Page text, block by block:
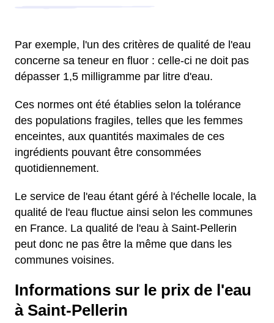
Par exemple, l'un des critères de qualité de l'eau
concerne sa teneur en fluor : celle-ci ne doit pas
dépasser 1,5 milligramme par litre d'eau.
Ces normes ont été établies selon la tolérance
des populations fragiles, telles que les femmes
enceintes, aux quantités maximales de ces
ingrédients pouvant être consommées
quotidiennement.
Le service de l'eau étant géré à l'échelle locale, la
qualité de l'eau fluctue ainsi selon les communes
en France. La qualité de l'eau à Saint-Pellerin
peut donc ne pas être la même que dans les
communes voisines.
Informations sur le prix de l'eau
à Saint-Pellerin